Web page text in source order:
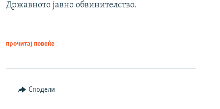
Државното јавно обвинителство.
прочитај повеќе
Сподели